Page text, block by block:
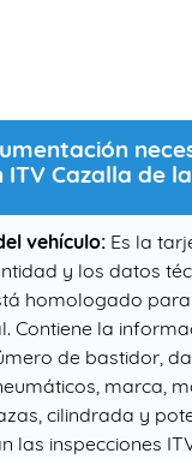
ITV Cazalla de
vehículo: Es la
y los datos
homologado
Contiene la
de bastidor,
marca,
cilindrada y
las inspecciones